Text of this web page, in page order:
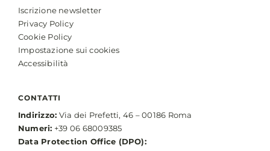
Iscrizione newsletter
Privacy Policy
Cookie Policy
Impostazione sui cookies
Accessibilità
CONTATTI
Indirizzo: Via dei Prefetti, 46 – 00186 Roma
Numeri: +39 06 68009385
Data Protection Office (DPO):